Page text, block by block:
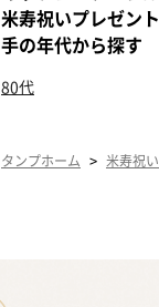
米寿祝いプレゼン
手の年代から探す
80代
タンプホーム > 米寿祝